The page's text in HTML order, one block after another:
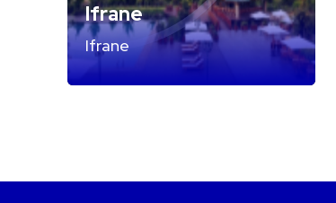
Ifrane
Ifrane